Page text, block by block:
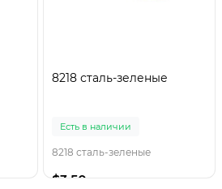
8218 сталь-зеленые
Есть в наличии
8218 сталь-зеленые
$3.50